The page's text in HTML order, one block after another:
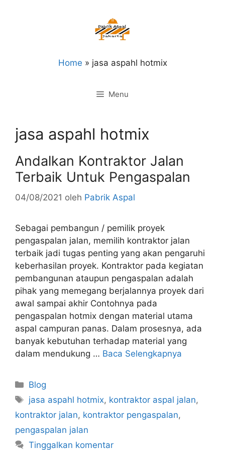
Home » jasa aspahl hotmix
Menu
jasa aspahl hotmix
Andalkan Kontraktor Jalan
Terbaik Untuk Pengaspalan
04/08/2021 oleh Pabrik Aspal
Sebagai pembangun / pemilik proyek
pengaspalan jalan, memilih kontraktor jalan
terbaik jadi tugas penting yang akan pengaruhi
keberhasilan proyek. Kontraktor pada kegiatan
pembangunan ataupun pengaspalan adalah
pihak yang memegang berjalannya proyek dari
awal sampai akhir Contohnya pada
pengaspalan hotmix dengan material utama
aspal campuran panas. Dalam prosesnya, ada
banyak kebutuhan terhadap material yang
dalam mendukung … Baca Selengkapnya
Kategori
Blog
Tag
jasa aspahl hotmix, kontraktor aspal jalan,
kontraktor jalan, kontraktor pengaspalan,
pengaspalan jalan
Tinggalkan komentar